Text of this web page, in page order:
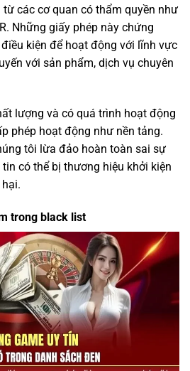
các cơ quan có thẩm quyền như
Những giấy phép này chứng
kiện để hoạt động với lĩnh vực
với sản phẩm, dịch vụ chuyên
lượng và có quá trình hoạt động
phép hoạt động như nền tảng.
tôi lừa đảo hoàn toàn sai sự
có thể bị thương hiệu khởi kiện
trong black list